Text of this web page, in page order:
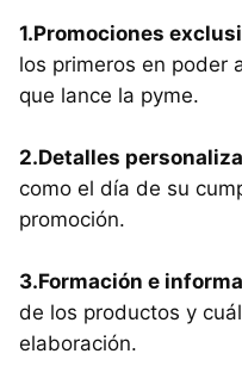
1.Promociones
los primeros en poder
que lance la pyme.
2.Detalles
como el día de su
promoción.
3.Formación e
de los productos y
elaboración.